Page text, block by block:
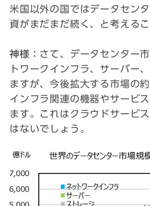
米国以外の国ではデータセン
資がまだまだ続く、と考える
神様： さて、データセンター
トワークインフラ、サーバー
ますが、今後拡大する市場の
インフラ関連の機器やサービ
ます。これはクラウドサービ
はないでしょう。